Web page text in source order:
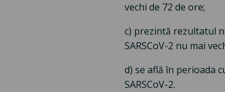
vechi de 72 de ore;
c) prezintă rezultatul
SARSCoV-2 nu mai
d) se află în perioada
SARSCoV-2.